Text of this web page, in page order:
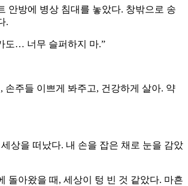
안방에 병상 침대를 놓았다. 창밖으로 송
.
도… 너무 슬퍼하지 마.”
손주들 이쁘게 봐주고, 건강하게 살아. 약
상을 떠났다. 내 손을 잡은 채로 눈을 감았
돌아왔을 때, 세상이 텅 빈 것 같았다. 마흔